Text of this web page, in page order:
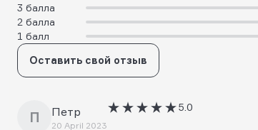
3 балла
2 балла
1 балл
Оставить свой отзыв
П Петр
20 April 2023
5.0